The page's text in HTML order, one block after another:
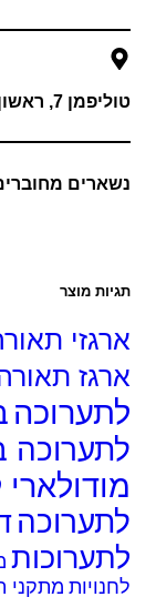
7, ראשון לציון
מחוברים גם
מוצר
תאורה
תאורה
מתקני